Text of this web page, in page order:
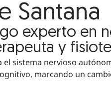
Santana
experto en
y
el sistema nervioso
marcando un